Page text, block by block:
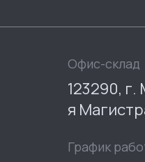
Офис-склад
123290,
я
График